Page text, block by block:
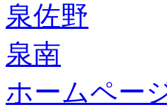
泉佐野
泉南
ホームペー